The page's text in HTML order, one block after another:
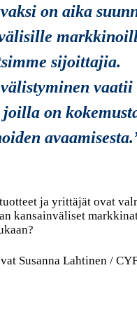
on aika
sijoittajia.
vaatii
on
ja yrittäjät ovat
kansainväliset
Susanna Lahtinen /